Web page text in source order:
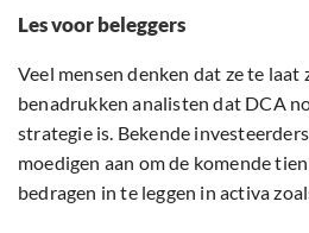
Les voor beleggers
Veel mensen denken dat ze te laat
benadrukken analisten dat DCA
strategie is. Bekende
moedigen aan om de komende
bedragen in te leggen in activa